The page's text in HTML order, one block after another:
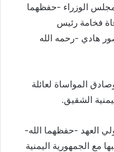
الوزراء -حفظهما
فخامة رئيس
هادي -رحمه الله
المواساة لعائلة
الشقيق.
العهد -حفظهما الله-
مع الجمهورية اليمنية